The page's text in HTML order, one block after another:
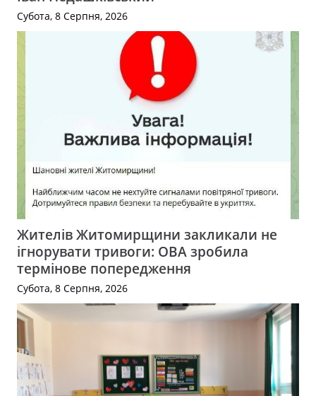
Субота, 8 Серпня, 2026
Жителів Житомирщини закликали не
ігнорувати тривоги: ОВА зробила
термінове попередження
Субота, 8 Серпня, 2026